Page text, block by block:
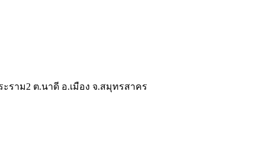
ราม2 ต.นาดี อ.เมือง จ.สมุทรสาคร